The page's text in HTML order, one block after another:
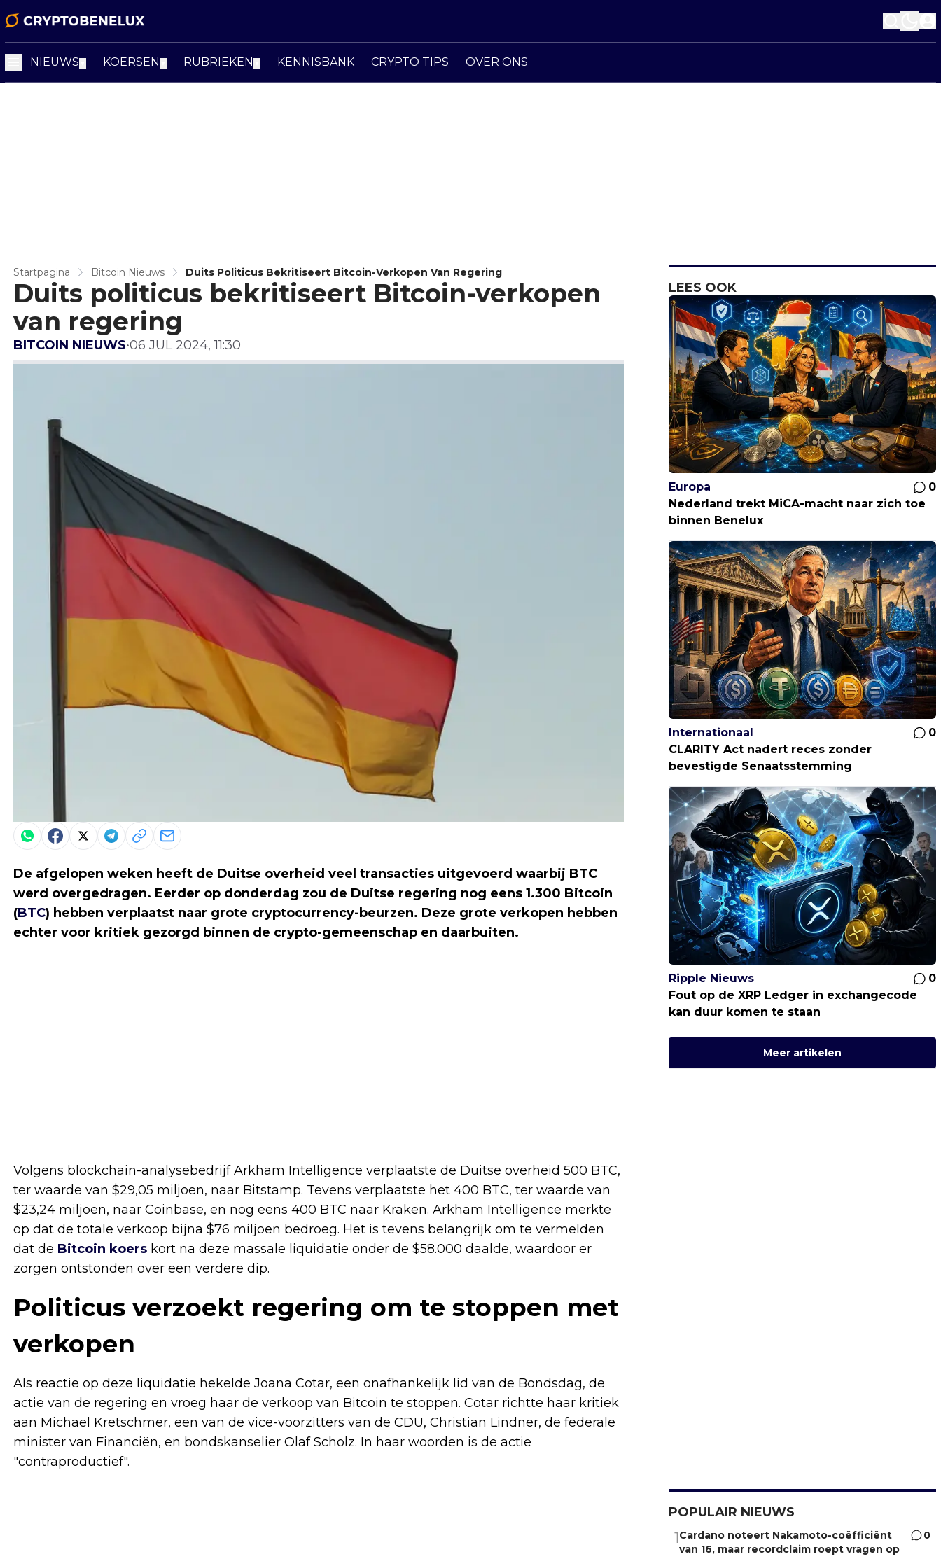
NIEUWS KOERSEN RUBRIEKEN KENNISBANK CRYPTO TIPS OVER ONS
Startpagina Bitcoin Nieuws Duits Politicus Bekritiseert Bitcoin-Verkopen Van Regering
Duits politicus bekritiseert Bitcoin-verkopen
van regering
BITCOIN NIEUWS•06 JUL 2024, 11:30
De afgelopen weken heeft de Duitse overheid veel transacties uitgevoerd waarbij BTC
werd overgedragen. Eerder op donderdag zou de Duitse regering nog eens 1.300 Bitcoin
(BTC) hebben verplaatst naar grote cryptocurrency-beurzen. Deze grote verkopen hebben
echter voor kritiek gezorgd binnen de crypto-gemeenschap en daarbuiten.
Volgens blockchain-analysebedrijf Arkham Intelligence verplaatste de Duitse overheid 500 BTC,
ter waarde van $29,05 miljoen, naar Bitstamp. Tevens verplaatste het 400 BTC, ter waarde van
$23,24 miljoen, naar Coinbase, en nog eens 400 BTC naar Kraken. Arkham Intelligence merkte
op dat de totale verkoop bijna $76 miljoen bedroeg. Het is tevens belangrijk om te vermelden
dat de Bitcoin koers kort na deze massale liquidatie onder de $58.000 daalde, waardoor er
zorgen ontstonden over een verdere dip.
Politicus verzoekt regering om te stoppen met
verkopen
Als reactie op deze liquidatie hekelde Joana Cotar, een onafhankelijk lid van de Bondsdag, de
actie van de regering en vroeg haar de verkoop van Bitcoin te stoppen. Cotar richtte haar kritiek
aan Michael Kretschmer, een van de vice-voorzitters van de CDU, Christian Lindner, de federale
minister van Financiën, en bondskanselier Olaf Scholz. In haar woorden is de actie
"contraproductief".
LEES OOK
Europa
0
Nederland trekt MiCA-macht naar zich toe
binnen Benelux
Internationaal
0
CLARITY Act nadert reces zonder
bevestigde Senaatsstemming
Ripple Nieuws
0
Fout op de XRP Ledger in exchangecode
kan duur komen te staan
Meer artikelen
POPULAIR NIEUWS
1Cardano noteert Nakamoto-coëfficiënt
van 16, maar recordclaim roept vragen op
0